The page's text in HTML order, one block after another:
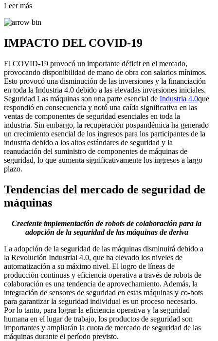
Leer más
IMPACTO DEL COVID-19
El COVID-19 provocó un importante déficit en el mercado,
provocando disponibilidad de mano de obra con salarios mínimos.
Esto provocó una disminución de las inversiones y la financiación
en toda la Industria 4.0 debido a las elevadas inversiones iniciales.
Seguridad Las máquinas son una parte esencial de Industria 4.0que
respondió en consecuencia y notó una caída significativa en las
ventas de componentes de seguridad esenciales en toda la
industria. Sin embargo, la recuperación pospandémica ha generado
un crecimiento esencial de los ingresos para los participantes de la
industria debido a los altos estándares de seguridad y la
reanudación del suministro de componentes de máquinas de
seguridad, lo que aumenta significativamente los ingresos a largo
plazo.
Tendencias del mercado de seguridad de
máquinas
Creciente implementación de robots de colaboración para la
adopción de la seguridad de las máquinas de deriva
La adopción de la seguridad de las máquinas disminuirá debido a
la Revolución Industrial 4.0, que ha elevado los niveles de
automatización a su máximo nivel. El logro de líneas de
producción continuas y eficiencia operativa a través de robots de
colaboración es una tendencia de aprovechamiento. Además, la
integración de sensores de seguridad en estas máquinas y co-bots
para garantizar la seguridad individual es un proceso necesario.
Por lo tanto, para lograr la eficiencia operativa y la seguridad
humana en el lugar de trabajo, los productos de seguridad son
importantes y ampliarán la cuota de mercado de seguridad de las
máquinas durante el período previsto.